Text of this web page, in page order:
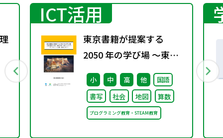
ICT活用
東京書籍が提案する
2050 年の学び場 ～東京
書籍は大阪・関西万博
「大阪ヘルスケア パビリ
オン」に出展・協賛しま
す～
小 中 高 他
国語
書写
社会 地図 算数
プログラミング教育・STEAM教育